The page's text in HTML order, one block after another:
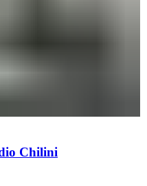
Chilini